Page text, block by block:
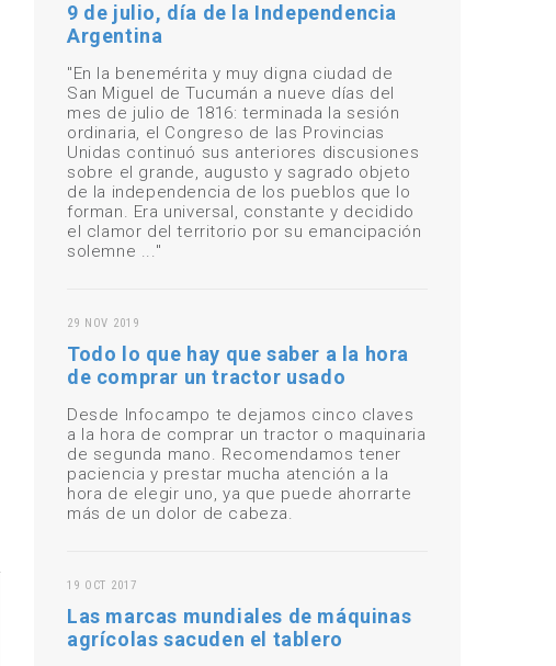
9 de julio, día de la Independencia
Argentina
"En la benemérita y muy digna ciudad de
San Miguel de Tucumán a nueve días del
mes de julio de 1816: terminada la sesión
ordinaria, el Congreso de las Provincias
Unidas continuó sus anteriores discusiones
sobre el grande, augusto y sagrado objeto
de la independencia de los pueblos que lo
forman. Era universal, constante y decidido
el clamor del territorio por su emancipación
solemne ..."
29 NOV 2019
Todo lo que hay que saber a la hora
de comprar un tractor usado
Desde Infocampo te dejamos cinco claves
a la hora de comprar un tractor o maquinaria
de segunda mano. Recomendamos tener
paciencia y prestar mucha atención a la
hora de elegir uno, ya que puede ahorrarte
más de un dolor de cabeza.
19 OCT 2017
Las marcas mundiales de máquinas
agrícolas sacuden el tablero